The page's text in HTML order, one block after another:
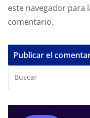
este navegador para
comentario.